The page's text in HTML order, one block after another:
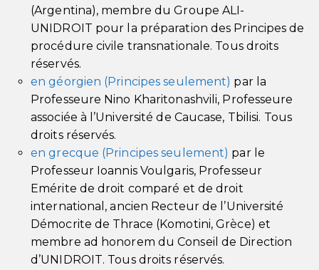
(Argentina), membre du Groupe ALI-
UNIDROIT pour la préparation des Principes de
procédure civile transnationale. Tous droits
réservés.
en géorgien (Principes seulement) par la
Professeure Nino Kharitonashvili, Professeure
associée à l’Université de Caucase, Tbilisi. Tous
droits réservés.
en grecque (Principes seulement) par le
Professeur Ioannis Voulgaris, Professeur
Emérite de droit comparé et de droit
international, ancien Recteur de l’Université
Démocrite de Thrace (Komotini, Grèce) et
membre ad honorem du Conseil de Direction
d’UNIDROIT. Tous droits réservés.